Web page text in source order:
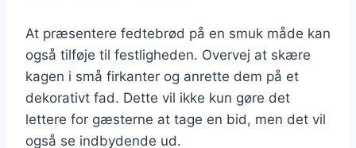
At præsentere fedtebrød på en smuk måde kan
også tilføje til festligheden. Overvej at skære
kagen i små firkanter og anrette dem på et
dekorativt fad. Dette vil ikke kun gøre det
lettere for gæsterne at tage en bid, men det vil
også se indbydende ud.